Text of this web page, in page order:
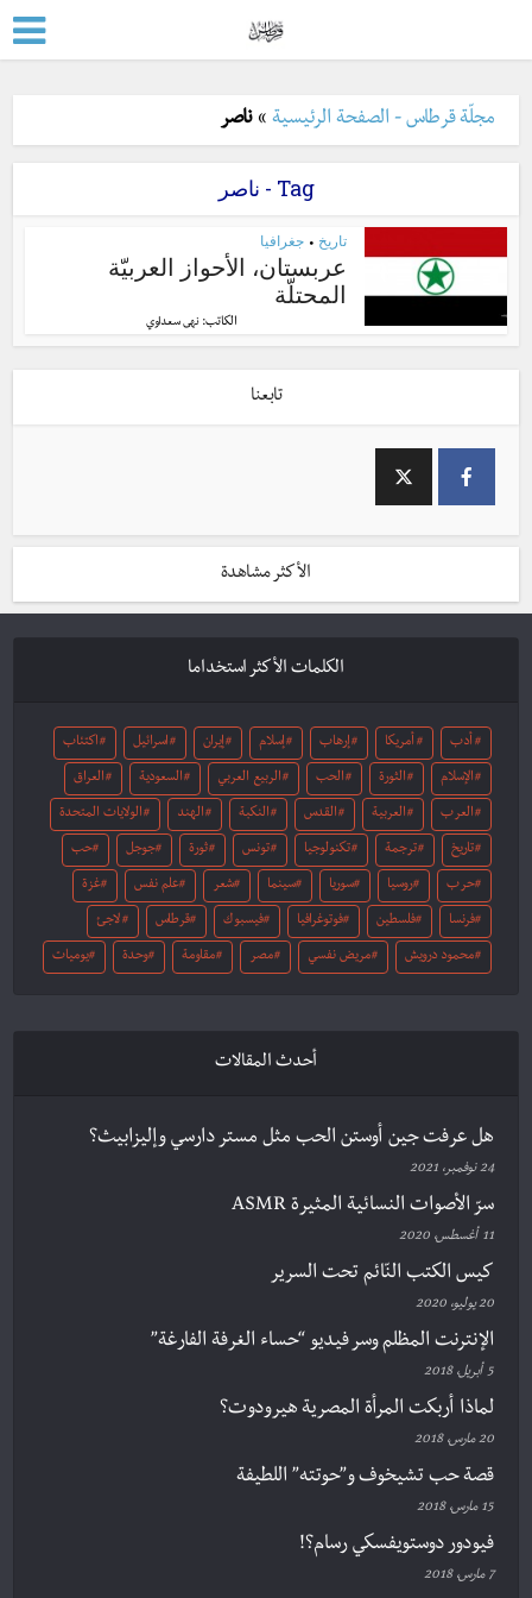
مجلّة قرطاس - الصفحة الرئيسية »ناصر
Tag - ناصر
تاريخ • جغرافيا
عربستان، الأحواز العربيّة
المحتلّة
الكاتب: نهى سعداوي
تابعنا
الأكثر مشاهدة
الكلمات الأكثر استخداما
أدب أمريكا إرهاب إسلام إيران اسرائيل اكتئاب
الإسلام الثورة الحب الربيع العربي السعودية العراق
العرب العربية القدس النكبة الهند الولايات المتحدة
تاريخ ترجمة تكنولوجيا تونس ثورة جوجل حب
حرب روسيا سوريا سينما شعر علم نفس غزة
فرنسا فلسطين فوتوغرافيا فيسبوك قرطاس لاجئ
محمود درويش مريض نفسي مصر مقاومة وحدة يوميات
أحدث المقالات
هل عرفت جين أوستن الحب مثل مستر دارسي وإليزابيث؟
24 نوفمبر، 2021
سرّ الأصوات النسائية المثيرة ASMR
11 أغسطس، 2020
كيس الكتب النّائم تحت السرير
20 يوليو، 2020
الإنترنت المظلم وسر فيديو “حساء الغرفة الفارغة”
5 أبريل، 2018
لماذا أربكت المرأة المصرية هيرودوت؟
20 مارس، 2018
قصة حب تشيخوف و”حوتته” اللطيفة
15 مارس، 2018
فيودور دوستويفسكي رسام؟!
7 مارس، 2018